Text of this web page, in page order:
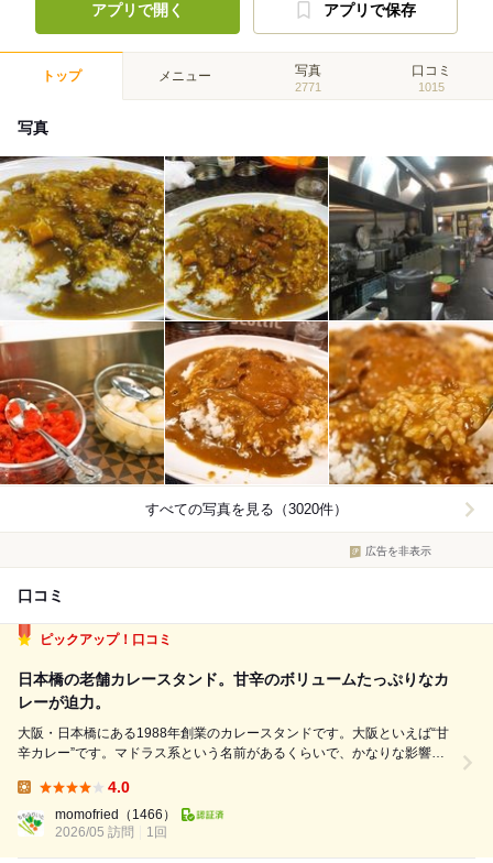
アプリで開く アプリで保存
トップ メニュー 写真
2771
口コミ
1015
写真
すべての写真を見る（3020件）
広告を非表示
口コミ
ピックアップ！口コミ
日本橋の老舗カレースタンド。甘辛のボリュームたっぷりなカ
レーが迫力。
大阪・日本橋にある1988年創業のカレースタンドです。大阪といえば“甘
辛カレー”です。マドラス系という名前があるくらいで、かなりな影響を
フルーツ系の甘辛で有名ですが、別系統の模様。 いずれにしても大阪の
ルーカレーは「甘辛」がキーワ...
4.0
momofried
（1466）
2026/05 訪問
1回